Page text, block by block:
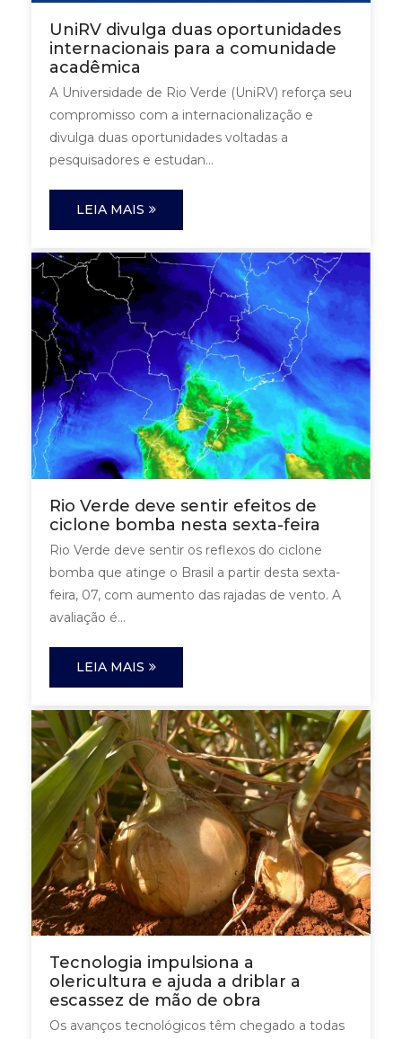
UniRV divulga duas oportunidades
internacionais para a comunidade
acadêmica
A Universidade de Rio Verde (UniRV) reforça seu
compromisso com a internacionalização e
divulga duas oportunidades voltadas a
pesquisadores e estudan...
LEIA MAIS
Rio Verde deve sentir efeitos de
ciclone bomba nesta sexta-feira
Rio Verde deve sentir os reflexos do ciclone
bomba que atinge o Brasil a partir desta sexta-
feira, 07, com aumento das rajadas de vento. A
avaliação é...
LEIA MAIS
Tecnologia impulsiona a
olericultura e ajuda a driblar a
escassez de mão de obra
Os avanços tecnológicos têm chegado a todas